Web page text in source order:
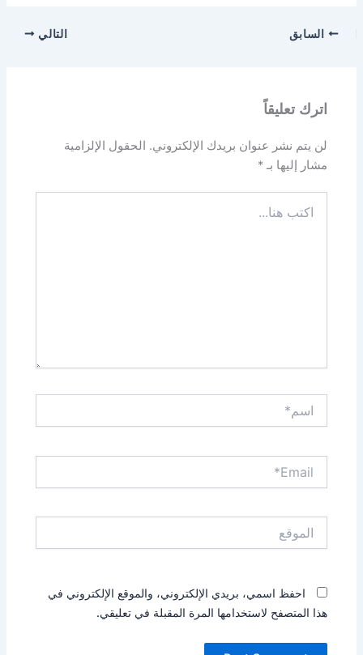
السابق التالي
اترك تعليقاً
لن يتم نشر عنوان بريدك الإلكتروني. الحقول الإلزامية
مشار إليها بـ*
هنا...
احفظ اسمي، بريدي الإلكتروني، والموقع الإلكتروني في
هذا المتصفح لاستخدامها المرة المقبلة في تعليقي.